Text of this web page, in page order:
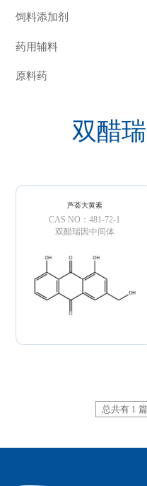
饲料添加剂
药用辅料
原料药
双醋
芦荟大黄素
CAS NO：481-72-1
双醋瑞因中间体
总共有 1